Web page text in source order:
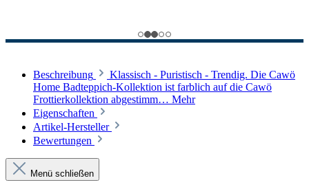
Beschreibung
Klassisch - Puristisch - Trendig. Die Cawö
Home Badteppich-Kollektion ist farblich auf die Cawö
Frottierkollektion abgestimm… Mehr
Eigenschaften
Artikel-Hersteller
Bewertungen
Menü schließen